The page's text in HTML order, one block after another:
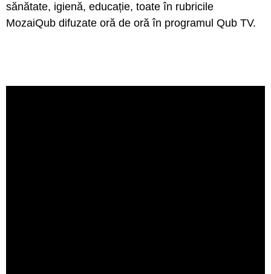
sănătate, igienă, educație, toate în rubricile
MozaiQub difuzate oră de oră în programul Qub TV.